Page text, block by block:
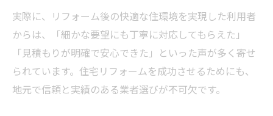
実際に、リフォーム後の快適な住環境を実現した利用者
からは、「細かな要望にも丁寧に対応してもらえた」
「見積もりが明確で安心できた」といった声が多く寄せ
られています。住宅リフォームを成功させるためにも、
地元で信頼と実績のある業者選びが不可欠です。